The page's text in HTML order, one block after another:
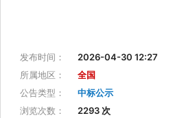
发布时间：
2026-04-30 12:27
所属地区：
全国
公告类型：
中标公示
浏览次数：
2293 次